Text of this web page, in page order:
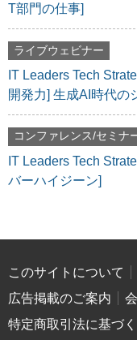
T部門の仕事]
ライブウェビナー
IT Leaders Tech
開発力] 生成AI時代の
コンファレンス/セミナ
IT Leaders Tech
バーハイジーン]
このサイトについて
広告掲載のご案内
特定商取引法に基づ